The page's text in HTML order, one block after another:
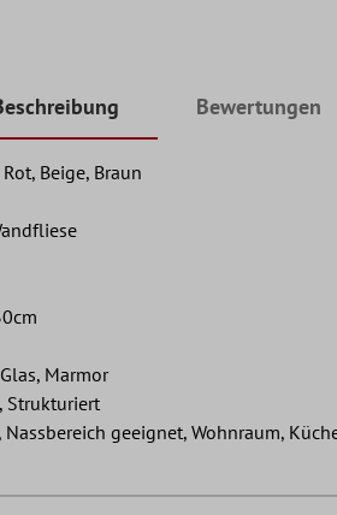
Bewertungen
Beige, Braun
Marmor
Strukturiert
geeignet, Wohnraum,